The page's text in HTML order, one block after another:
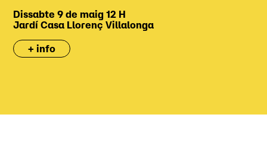
Dissabte 9 de maig 12 H
Jardí Casa Llorenç Villalonga
+ info